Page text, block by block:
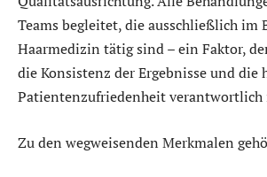
Teams begleitet, die ausschließlich im
Haarmedizin tätig sind – ein Faktor,
die Konsistenz der Ergebnisse und die
Patientenzufriedenheit verantwortlich
Zu den wegweisenden Merkmalen